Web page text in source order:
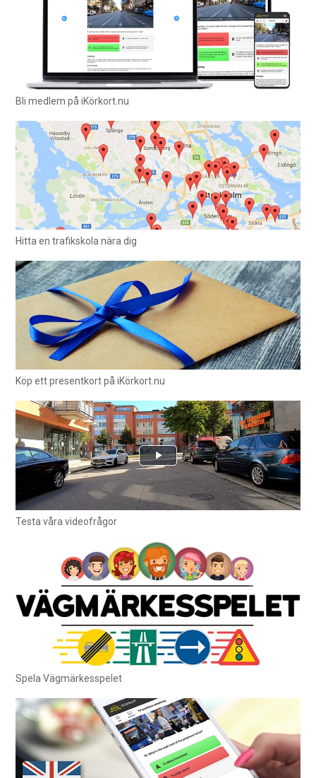
Bli medlem på iKörkort.nu
Hitta en trafikskola nära dig
Köp ett presentkort på iKörkort.nu
Testa våra videofrågor
Spela Vägmärkesspelet